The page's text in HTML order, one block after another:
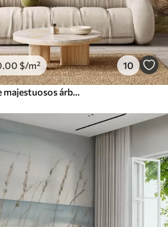
.00 $/m² 10